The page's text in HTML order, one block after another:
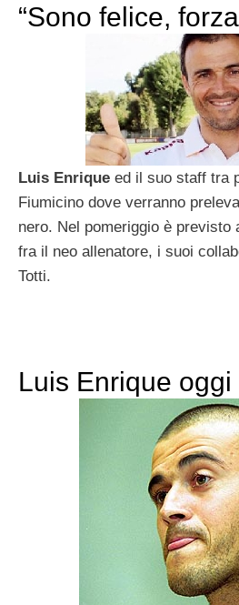
“Sono felice,
Luis Enrique ed il suo staff tra
Fiumicino dove verranno
nero. Nel pomeriggio è previsto
fra il neo allenatore, i suoi
Totti.
Luis Enrique oggi